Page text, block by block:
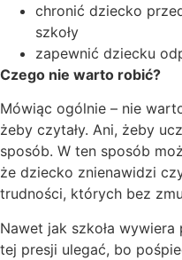
chronić dziecko
szkoły
zapewnić dziecku
Czego nie warto robić?
Mówiąc ogólnie – nie
żeby czytały. Ani, żeby
sposób. W ten sposób
że dziecko znienawidzi
trudności, których bez
Nawet jak szkoła
tej presji ulegać, bo